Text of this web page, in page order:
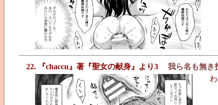
22. 『chaccu』著『聖女の献身』より3
我ら名も無き